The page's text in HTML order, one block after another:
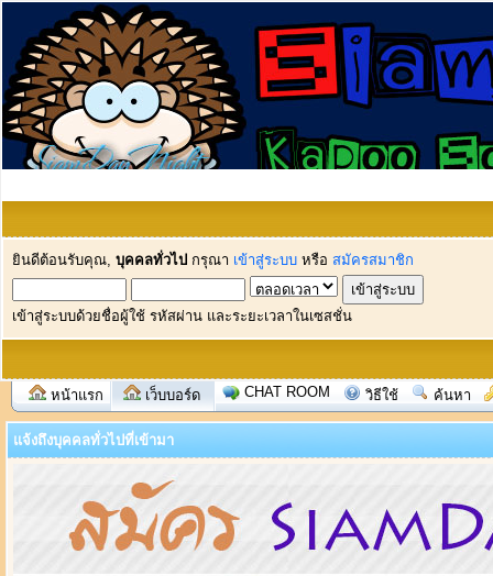
ยินดีต้อนรับคุณ, บุคคลทั่วไป กรุณา เข้าสู่ระบบ หรือ สมัครสมาชิก
เข้าสู่ระบบด้วยชื่อผู้ใช้ รหัสผ่าน และระยะเวลาในเซสชั่น
หน้าแรก เว็บบอร์ด CHAT ROOM วิธีใช้ ค้นหา
แจ้งถึงบุคคลทั่วไปที่เข้ามา